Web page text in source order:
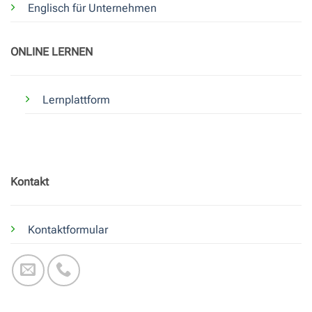
Englisch für Unternehmen
ONLINE LERNEN
Lernplattform
Kontakt
Kontaktformular